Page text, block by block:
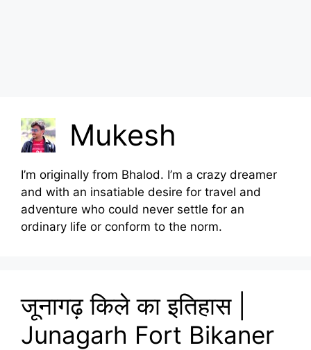
Mukesh
I’m originally from Bhalod. I’m a crazy dreamer
and with an insatiable desire for travel and
adventure who could never settle for an
ordinary life or conform to the norm.
जूनागढ़ किले का इतिहास |
Junagarh Fort Bikaner